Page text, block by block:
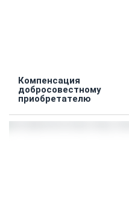
Компенсация
добросовестному
приобретателю